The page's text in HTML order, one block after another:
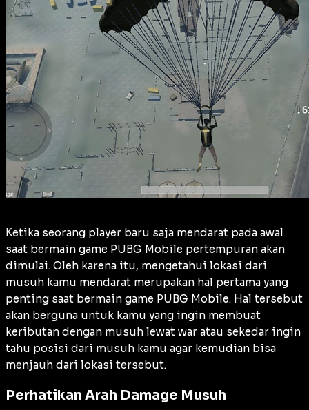
Ketika seorang player baru saja mendarat pada awal
saat bermain game PUBG Mobile pertempuran akan
dimulai. Oleh karena itu, mengetahui lokasi dari
musuh kamu mendarat merupakan hal pertama yang
penting saat bermain game PUBG Mobile. Hal tersebut
akan berguna untuk kamu yang ingin membuat
keributan dengan musuh lewat war atau sekedar ingin
tahu posisi dari musuh kamu agar kemudian bisa
menjauh dari lokasi tersebut.
Perhatikan Arah Damage Musuh